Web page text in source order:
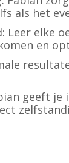
als het
Leer elke
en
geeft